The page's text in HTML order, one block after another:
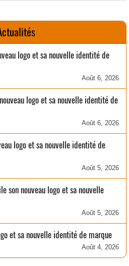
logo et sa nouvelle identité de
Août 6, 2026
logo et sa nouvelle identité de
Août 6, 2026
logo et sa nouvelle identité de
Août 5, 2026
son nouveau logo et sa nouvelle
Août 5, 2026
et sa nouvelle identité de marque
Août 4, 2026